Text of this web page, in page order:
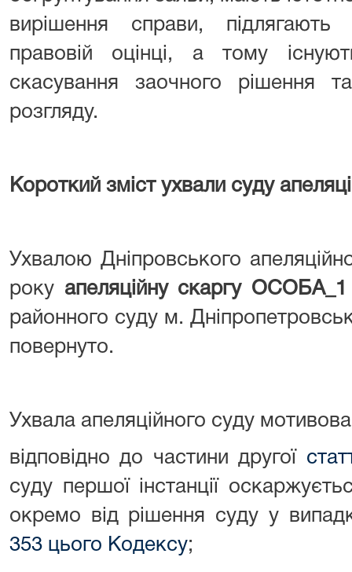
вирішення справи, підлягають
правовій оцінці, а тому
скасування заочного рішення
розгляду.
Короткий зміст ухвали суду
Ухвалою Дніпровського
року апеляційну скаргу
районного суду м.
повернуто.
Ухвала апеляційного суду
відповідно до частини другої
суду першої інстанції
окремо від рішення суду у
353 цього Кодексу;